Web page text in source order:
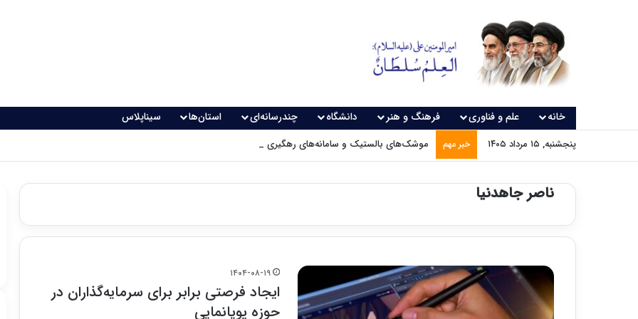
خانه علم و فناوری فرهنگ و هنر دانشگاه چندرسانه‌ای استان‌ها سیناپلاس
پنجشنبه, ۱۵ مرداد ۱۴۰۵ خبر مهم موشک‌های بالستیک و سامانه‌های رهگیری پدافندی چگونه کار می کنند؟
ناصر جاهدنیا
۱۴۰۴-۰۸-۱۹
ایجاد فرصتی برابر برای سرمایه‌گذاران در
حوزه پویانمایی